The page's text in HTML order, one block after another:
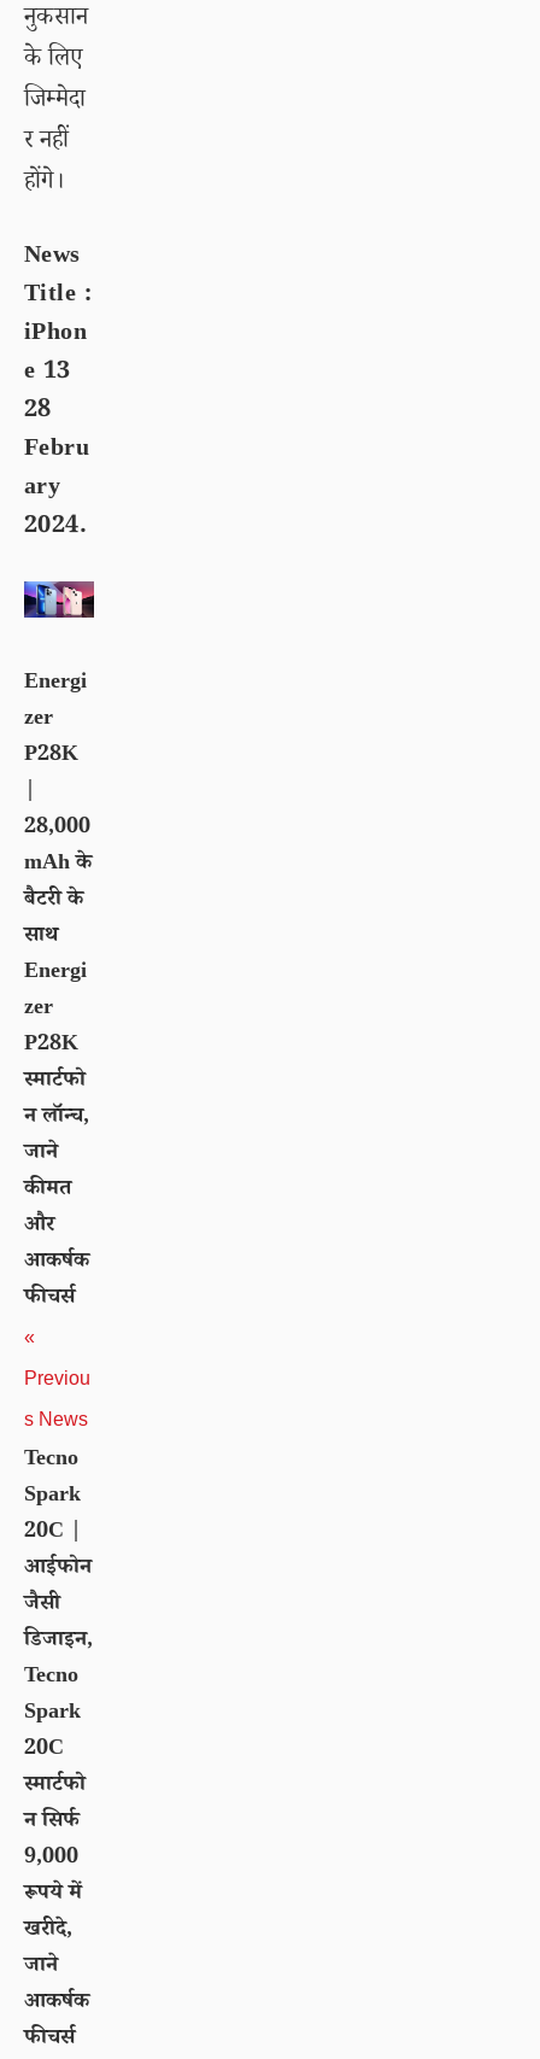
नुकसान
के लिए
जिम्मेदा
र नहीं
होंगे।
News
Title :
iPhon
e 13
28
Febru
ary
2024.
Energi
zer
P28K
|
28,000
mAh के
बैटरी के
साथ
Energi
zer
P28K
स्मार्टफो
न लॉन्च,
जाने
कीमत
और
आकर्षक
फीचर्स
«
Previou
s News
Tecno
Spark
20C |
आईफोन
जैसी
डिजाइन,
Tecno
Spark
20C
स्मार्टफो
न सिर्फ
9,000
रूपये में
खरीदे,
जाने
आकर्षक
फीचर्स